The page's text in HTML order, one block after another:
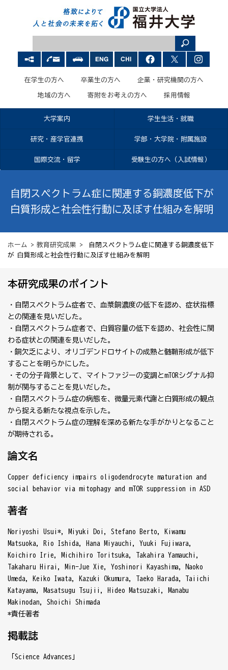
在学生の方へ 卒業生の方へ 企業・研究機関の方へ
地域の方へ 寄附をお考えの方へ 採用情報
大学案内 学生生活・就職
研究・産学官連携 学部・大学院・附属施設
国際交流・留学 受験生の方へ（入試情報）
自閉スペクトラム症に関連する銅濃度低下が
白質形成と社会性行動に及ぼす仕組みを解明
ホーム > 教育研究成果 > 自閉スペクトラム症に関連する銅濃度低下
が 白質形成と社会性行動に及ぼす仕組みを解明
本研究成果のポイント
・自閉スペクトラム症者で、血漿銅濃度の低下を認め、症状指標
との関連を見いだした。
・自閉スペクトラム症者で、白質容量の低下を認め、社会性に関
わる症状との関連を見いだした。
・銅欠乏により、オリゴデンドロサイトの成熟と髄鞘形成が低下
することを明らかにした。
・その分子背景として、マイトファジーの変調とmTORシグナル抑
制が関与することを見いだした。
・自閉スペクトラム症の病態を、微量元素代謝と白質形成の観点
から捉える新たな視点を示した。
・自閉スペクトラム症の理解を深める新たな手がかりとなること
が期待される。
論文名
Copper deficiency impairs oligodendrocyte maturation and
social behavior via mitophagy and mTOR suppression in ASD
著者
Noriyoshi Usui*, Miyuki Doi, Stefano Berto, Kiwamu
Matsuoka, Rio Ishida, Hana Miyauchi, Yuuki Fujiwara,
Koichiro Irie, Michihiro Toritsuka, Takahira Yamauchi,
Takaharu Hirai, Min-Jue Xie, Yoshinori Kayashima, Naoko
Umeda, Keiko Iwata, Kazuki Okumura, Taeko Harada, Taiichi
Katayama, Masatsugu Tsujii, Hideo Matsuzaki, Manabu
Makinodan, Shoichi Shimada
*責任著者
掲載誌
「Science Advances」